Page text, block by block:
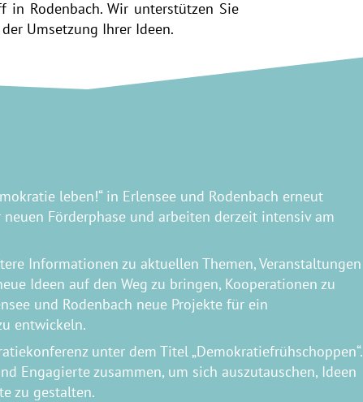
in Rodenbach. Wir unterstützen Sie
Umsetzung Ihrer Ideen.
leben!“ in Erlensee und Rodenbach erneut
Förderphase und arbeiten derzeit intensiv am
Informationen zu aktuellen Themen, Veranstaltungen
Ideen auf den Weg zu bringen, Kooperationen zu
und Rodenbach neue Projekte für ein
entwickeln.
unter dem Titel „Demokratiefrühschoppen“.
Engagierte zusammen, um sich auszutauschen, Ideen
zu gestalten.